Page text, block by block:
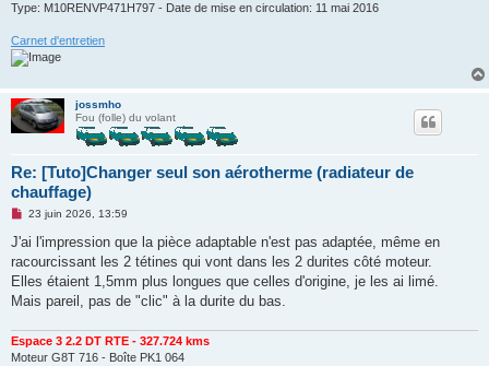
Type: M10RENVP471H797 - Date de mise en circulation: 11 mai 2016
Carnet d'entretien
jossmho
Fou (folle) du volant
Re: [Tuto]Changer seul son aérotherme (radiateur de
chauffage)
M
s
a
g
n
n
l
u
23 juin 2026, 13:59
J'ai l'impression que la pièce adaptable n'est pas adaptée, même en
racourcissant les 2 tétines qui vont dans les 2 durites côté moteur.
Elles étaient 1,5mm plus longues que celles d'origine, je les ai limé.
Mais pareil, pas de "clic" à la durite du bas.
Espace 3 2.2 DT RTE - 327.724 kms
Moteur G8T 716 - Boîte PK1 064